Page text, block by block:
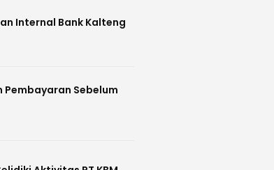
Internal Bank Kalteng
Pembayaran Sebelum